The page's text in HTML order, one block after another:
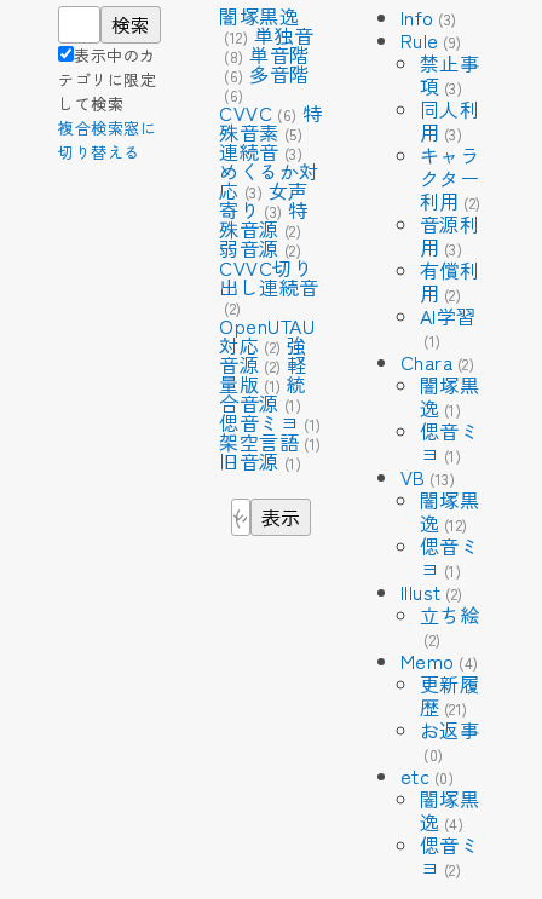
表示中のカ
テゴリに限定
して検索
複合検索窓に
切り替える
闇塚黒逸
(12) 単独音
(8) 単音階
(6) 多音階
(6)
CVVC (6) 特
殊音素 (5)
連続音 (3)
めくるか対
応 (3) 女声
寄り (3) 特
殊音源 (2)
弱音源 (2)
CVVC切り
出し連続音
(2)
OpenUTAU
対応 (2) 強
音源 (2) 軽
量版 (1) 統
合音源 (1)
偲音ミヨ (1)
架空言語 (1)
旧音源 (1)
Info (3)
Rule (9)
禁止事
項 (3)
同人利
用 (3)
キャラ
クター
利用 (2)
音源利
用 (3)
有償利
用 (2)
AI学習
(1)
Chara (2)
闇塚黒
逸 (1)
偲音ミ
ヨ (1)
VB (13)
闇塚黒
逸 (12)
偲音ミ
ヨ (1)
Illust (2)
立ち絵
(2)
Memo (4)
更新履
歴 (21)
お返事
(0)
etc (0)
闇塚黒
逸 (4)
偲音ミ
ヨ (2)